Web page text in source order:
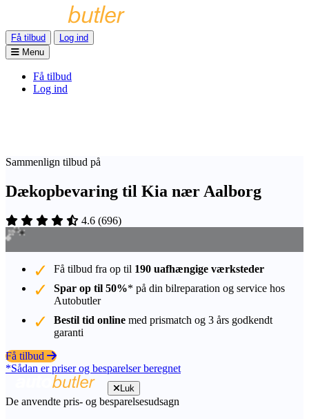
Få tilbud
Log ind
Menu
Få tilbud
Log ind
Sammenlign tilbud på
Dækopbevaring til Kia nær Aalborg
4.6 (696)
Få tilbud fra op til 190 uafhængige værksteder
Spar op til 50%* på din bilreparation og service hos
Autobutler
Bestil tid online med prismatch og 3 års godkendt
garanti
Få tilbud
*Sådan er priser og besparelser beregnet
Luk
De anvendte pris- og besparelsesudsagn